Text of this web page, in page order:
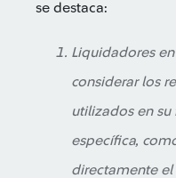
se destaca:
Liquidadores
considerar los
utilizados en
específica,
directamente